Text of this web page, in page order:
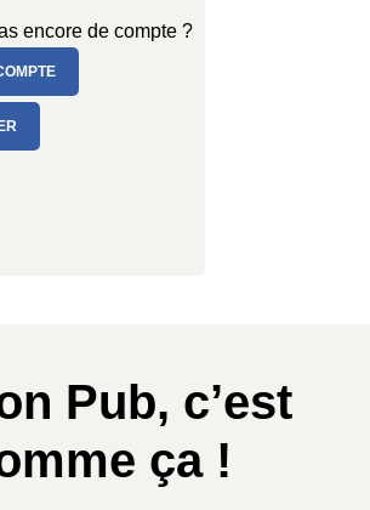
encore de compte ?
Pub, c’est
ça !